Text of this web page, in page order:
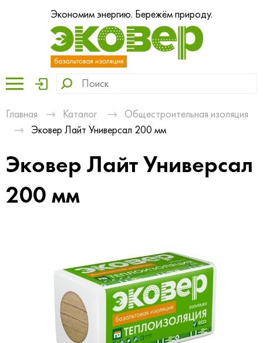
Экономим энергию. Бережём природу.
Главная Каталог
Общестроительная изоляция
Эковер Лайт Универсал 200 мм
Эковер Лайт Универсал
200 мм